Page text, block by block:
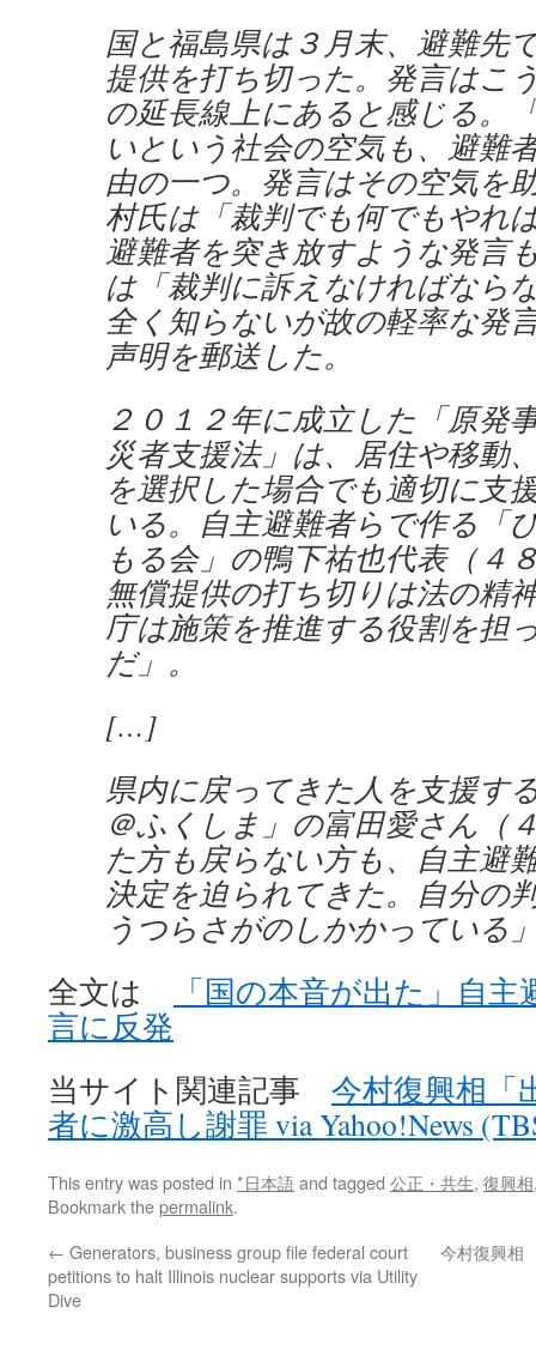
国と福島県は３月末、避難先
提供を打ち切った。発言はこ
の延長線上にあると感じる。
いという社会の空気も、避難
由の一つ。発言はその空気を
村氏は「裁判でも何でもやれ
避難者を突き放すような発言
は「裁判に訴えなければなら
全く知らないが故の軽率な発
声明を郵送した。
２０１２年に成立した「原発
災者支援法」は、居住や移動
を選択した場合でも適切に支
いる。自主避難者らで作る「
もる会」の鴨下祐也代表（４
無償提供の打ち切りは法の精
庁は施策を推進する役割を担
だ」。
[…]
県内に戻ってきた人を支援す
＠ふくしま」の富田愛さん（
た方も戻らない方も、自主避
決定を迫られてきた。自分の
うつらさがのしかかっている
全文は
「国の本音が出た」自
言に反発
当サイト関連記事 今村復興相「
者に激高し謝罪 via Yahoo!News
This entry was posted in *日本語and tagged 公正・共生, 復興相
Bookmark thepermalink.
← Generators, business group file federal court
petitions to halt Illinois nuclear supports via Utility
Dive
今村復興相